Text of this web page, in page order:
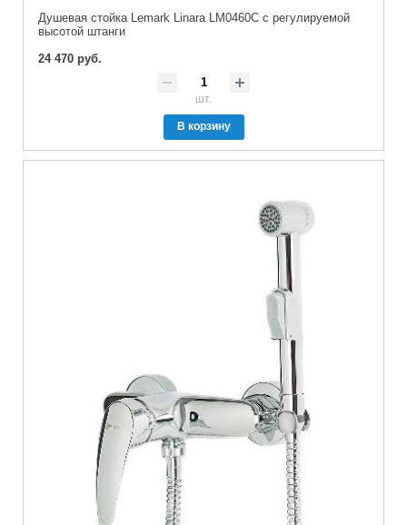
Душевая стойка Lemark Linara LM0460C с регулируемой
высотой штанги
24 470 руб.
шт.
В корзину